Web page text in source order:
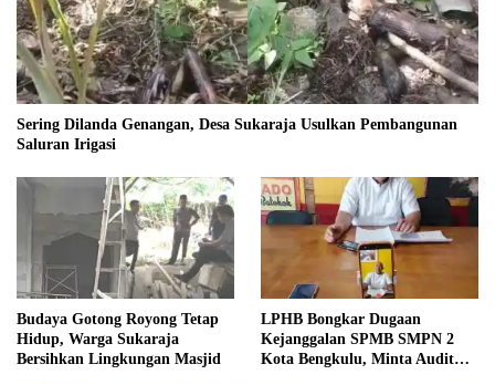
Sering Dilanda Genangan, Desa Sukaraja Usulkan Pembangunan
Saluran Irigasi
Budaya Gotong Royong Tetap
Hidup, Warga Sukaraja
Bersihkan Lingkungan Masjid
LPHB Bongkar Dugaan
Kejanggalan SPMB SMPN 2
Kota Bengkulu, Minta Audit